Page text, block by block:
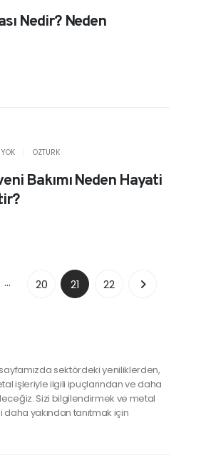
Nedir? Neden
OZTURK
Bakımı Neden Hayati
… 20 21 22
sektördeki yeniliklerden,
işleriyle ilgili ipuçlarından ve daha
Sizi bilgilendirmek ve metal
daha yakından tanıtmak için